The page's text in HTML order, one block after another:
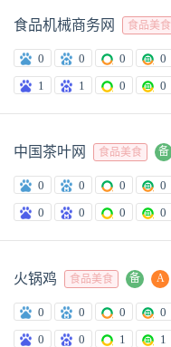
食品机械商务网 食品美食
0 0 0 0
1
1 0 0
中国茶叶网 食品美食 备
0 0 0 0
0
0 0 0
火锅鸡 食品美食 备 A
0 0 0 0
0
0 1 1